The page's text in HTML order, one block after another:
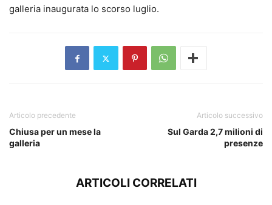
galleria inaugurata lo scorso luglio.
Articolo precedente
Chiusa per un mese la
galleria
Articolo successivo
Sul Garda 2,7 milioni di
presenze
ARTICOLI CORRELATI